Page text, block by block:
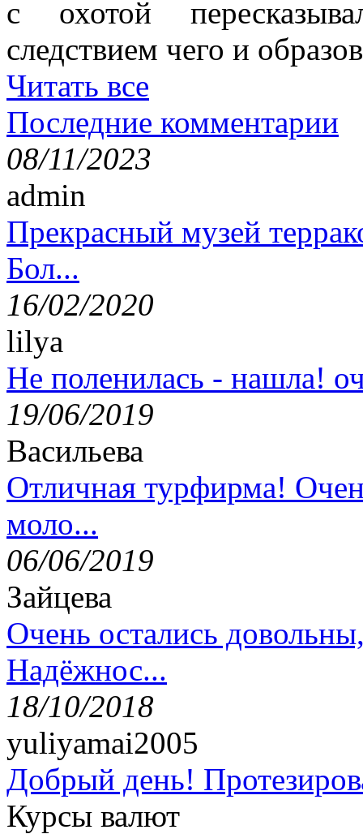
с охотой
следствием чего и
Читать все
Последние комментарии
08/11/2023
admin
Прекрасный музей
Бол...
16/02/2020
lilya
Не поленилась - нашла!
19/06/2019
Васильева
Отличная турфирма!
моло...
06/06/2019
Зайцева
Очень остались
Надёжнос...
18/10/2018
yuliyamai2005
Добрый день!
Курсы валют